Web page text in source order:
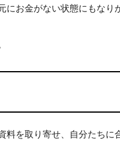
お金がない状態にもなり
を取り寄せ、自分たちに